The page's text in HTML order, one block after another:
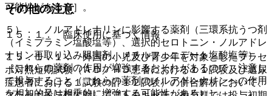
その他の注意
１５．１． 臨床使用に基づく情報
１５．１．１． 外国の小児及び青少年を対象としたプラセ
ボ対照短期試験（ＡＤ／ＨＤ患者における１１試験及び遺尿
症患者における１試験の計１２試験）の併合解析において、
可能性がある）］。
５）． ノルアドレナリンに影響する薬剤（三環系抗うつ剤
（イミプラミン塩酸塩等）、選択的セロトニン・ノルアドレ
ナリン再取り込み阻害剤、メチルフェニデート塩酸塩等）
［これらの薬剤の作用が増強するおそれがあるので、注意し
て投与すること（これらの薬剤のノルアドレナリンへの作用
を相加的又は相乗的に増強する可能性がある）］。